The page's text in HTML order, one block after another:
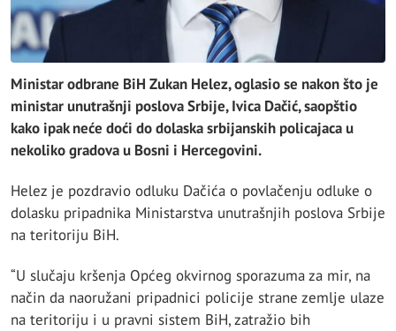
Ministar odbrane BiH Zukan Helez, oglasio se nakon što je
ministar unutrašnji poslova Srbije, Ivica Dačić, saopštio
kako ipak neće doći do dolaska srbijanskih policajaca u
nekoliko gradova u Bosni i Hercegovini.
Helez je pozdravio odluku Dačića o povlačenju odluke o
dolasku pripadnika Ministarstva unutrašnjih poslova Srbije
na teritoriju BiH.
“U slučaju kršenja Općeg okvirnog sporazuma za mir, na
način da naoružani pripadnici policije strane zemlje ulaze
na teritoriju i u pravni sistem BiH, zatražio bih